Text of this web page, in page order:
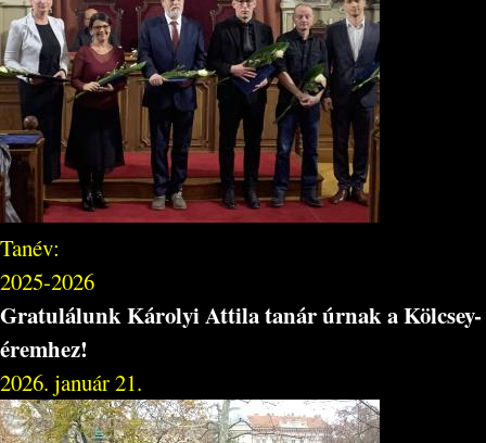
Tanév:
2025-2026
Gratulálunk Károlyi Attila tanár úrnak a Kölcsey-
éremhez!
2026. január 21.